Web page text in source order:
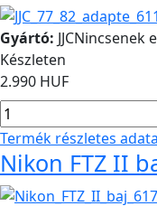
Gyártó: JJCNincsenek
Készleten
2.990 HUF
Termék részletes
Nikon FTZ II